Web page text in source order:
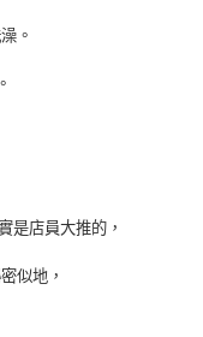
。
店員大推的，
似地，